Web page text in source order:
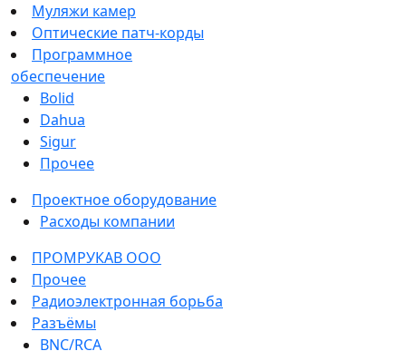
Муляжи камер
Оптические патч-корды
Программное
обеспечение
Bolid
Dahua
Sigur
Прочее
Проектное оборудование
Расходы компании
ПРОМРУКАВ ООО
Прочее
Радиоэлектронная борьба
Разъёмы
BNC/RCA